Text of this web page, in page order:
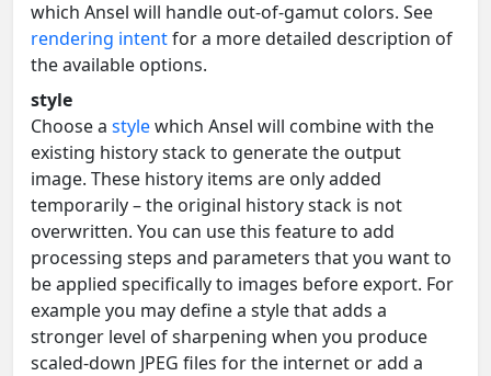
which Ansel will handle out-of-gamut colors. See
rendering intentfor a more detailed description of
the available options.
style
Choose a stylewhich Ansel will combine with the
existing history stack to generate the output
image. These history items are only added
temporarily – the original history stack is not
overwritten. You can use this feature to add
processing steps and parameters that you want to
be applied specifically to images before export. For
example you may define a style that adds a
stronger level of sharpening when you produce
scaled-down JPEG files for the internet or add a